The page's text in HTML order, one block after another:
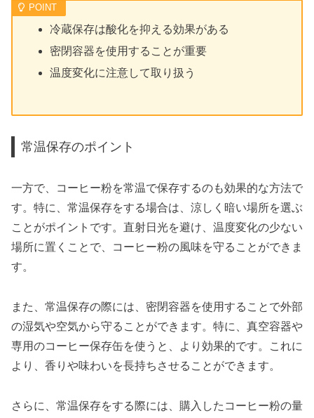
冷蔵保存は酸化を抑える効果がある
密閉容器を使用することが重要
温度変化に注意して取り扱う
常温保存のポイント
一方で、コーヒー粉を常温で保存するのも効果的な方法で
す。特に、常温保存をする場合は、涼しく暗い場所を選ぶ
ことがポイントです。直射日光を避け、温度変化の少ない
場所に置くことで、コーヒー粉の風味を守ることができま
す。
また、常温保存の際には、密閉容器を使用することで外部
の湿気や空気から守ることができます。特に、真空容器や
専用のコーヒー保存缶を使うと、より効果的です。これに
より、香りや味わいを長持ちさせることができます。
さらに、常温保存をする際には、購入したコーヒー粉の量